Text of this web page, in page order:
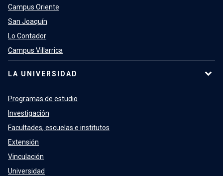
Campus Oriente
San Joaquín
Lo Contador
Campus Villarrica
LA UNIVERSIDAD
Programas de estudio
Investigación
Facultades, escuelas e institutos
Extensión
Vinculación
Universidad